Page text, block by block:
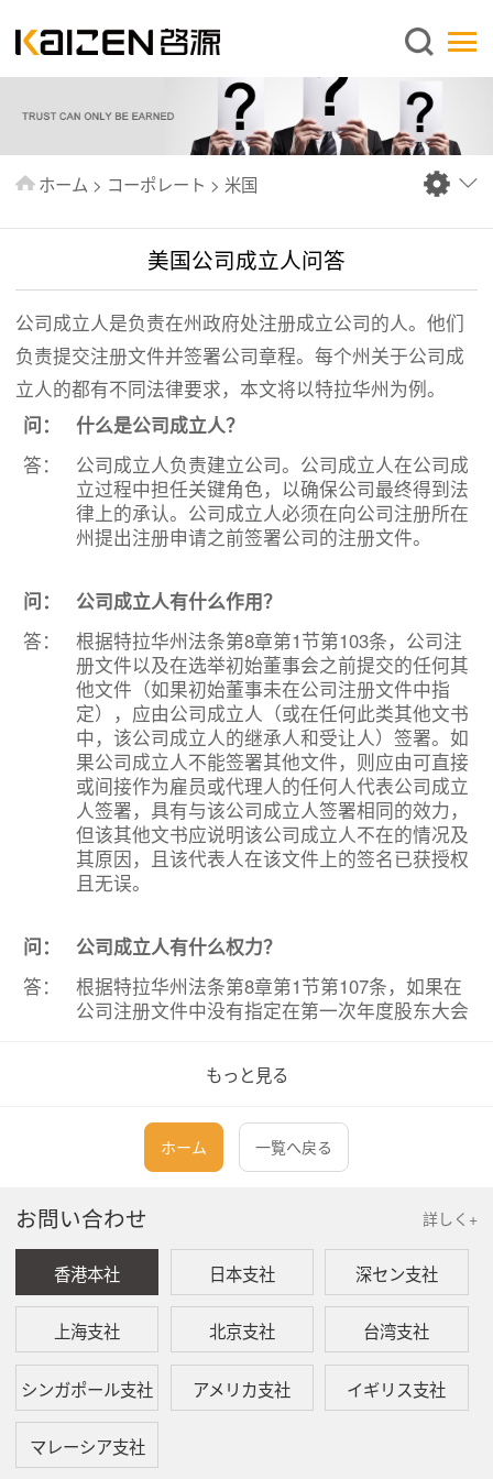
日本語
企業情報
事業内容
ニュース
出版物
よくあるご質問
お問い合わせ
ホーム > コーポレート > 米国
美国公司成立人问答
公司成立人是负责在州政府处注册成立公司的人。他们
负责提交注册文件并签署公司章程。每个州关于公司成
立人的都有不同法律要求，本文将以特拉华州为例。
问：
什么是公司成立人？
答：
公司成立人负责建立公司。公司成立人在公司成
立过程中担任关键角色，以确保公司最终得到法
律上的承认。公司成立人必须在向公司注册所在
州提出注册申请之前签署公司的注册文件。
问：
公司成立人有什么作用？
答：
根据特拉华州法条第8章第1节第103条，公司注
册文件以及在选举初始董事会之前提交的任何其
他文件（如果初始董事未在公司注册文件中指
定），应由公司成立人（或在任何此类其他文书
中，该公司成立人的继承人和受让人）签署。如
果公司成立人不能签署其他文件，则应由可直接
或间接作为雇员或代理人的任何人代表公司成立
人签署，具有与该公司成立人签署相同的效力，
但该其他文书应说明该公司成立人不在的情况及
其原因，且该代表人在该文件上的签名已获授权
且无误。
问：
公司成立人有什么权力？
答：
根据特拉华州法条第8章第1节第107条，如果在
公司注册文件中没有指定在第一次年度股东大会
和适当的措施来完善公司的组织结构，包括通过
谁可以担任公司成立人？
答：
特拉华州法条没有明确规定谁可以担任公司成立
人。一般来说，公司成立人必须年满18岁。公司
成立人可以是律师或其他被明确雇用来担任公司
成立人的个人。公司成立人也可由股东、董事会
成员或高管担任。
因为公司成立人可代表公司签署法律文件，所以
他们应该有权力代表公司行事。公司注册完成
后，成立人也可以作为注册代理人。
问： 有限责任公司是否有公司成立人？
もっと見る
ホーム 一覧へ戻る
詳しく+
お問い合わせ
香港本社 日本支社 深セン支社
上海支社 北京支社 台湾支社
シンガポール支社 アメリカ支社 イギリス支社
マレーシア支社